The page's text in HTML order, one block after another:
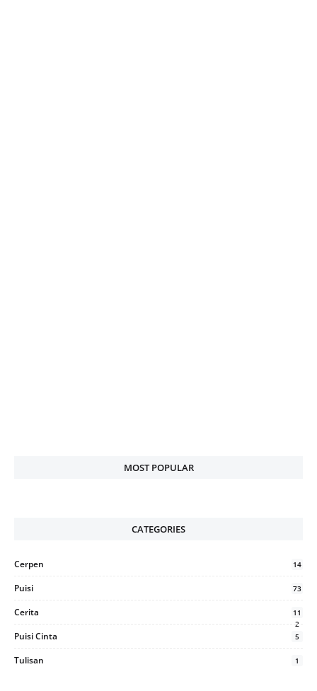
MOST POPULAR
CATEGORIES
Cerpen 14
Puisi 73
Cerita
11
2
Puisi Cinta 5
Tulisan 1